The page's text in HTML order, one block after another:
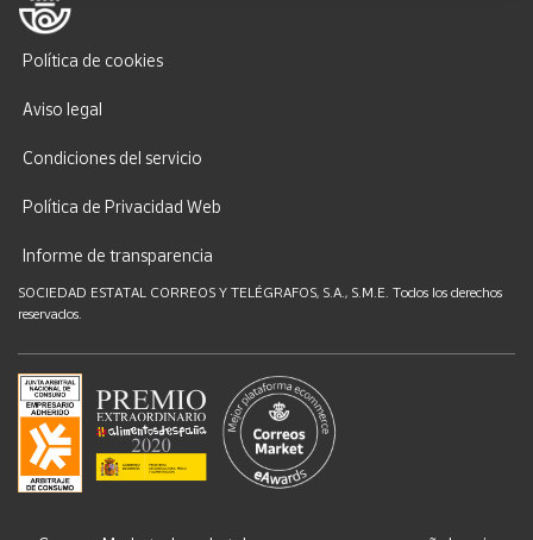
Política de cookies
Aviso legal
Condiciones del servicio
Política de Privacidad Web
Informe de transparencia
SOCIEDAD ESTATAL CORREOS Y TELÉGRAFOS, S.A., S.M.E. Todos los derechos
reservados.